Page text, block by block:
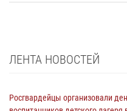
ЛЕНТА НОВОСТЕЙ
Росгвардейцы организовали